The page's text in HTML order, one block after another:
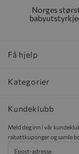
Norges
Få hjelp
Kategorier
Kundeklubb
Meld deg inn i vår
rabattkuponger og samle